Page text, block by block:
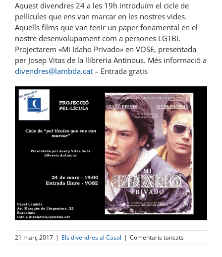
Aquest divendres 24 a les 19h introduïm el cicle de
pel·lícules que ens van marcar en les nostres vides.
Aquells films que van tenir un paper fonamental en el
nostre desenvolupament com a persones LGTBI.
Projectarem «Mi Idaho Privado» en VOSE, presentada
per Josep Vitas de la llibreria Antinous. Més informació a
divendres@lambda.cat – Entrada gratis
21 març 2017 | Els divendres al Casal | Comentaris tancatsa
Els